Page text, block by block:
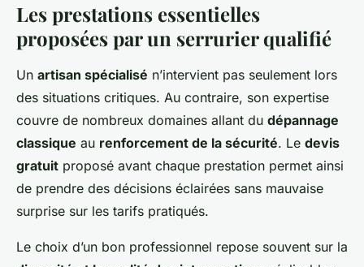
Les prestations essentielles
proposées par un serrurier qualifié
Un artisan spécialisé n’intervient pas seulement lors
des situations critiques. Au contraire, son expertise
couvre de nombreux domaines allant du dépannage
classique au renforcement de la sécurité. Le devis
gratuit proposé avant chaque prestation permet ainsi
de prendre des décisions éclairées sans mauvaise
surprise sur les tarifs pratiqués.
Le choix d’un bon professionnel repose souvent sur la